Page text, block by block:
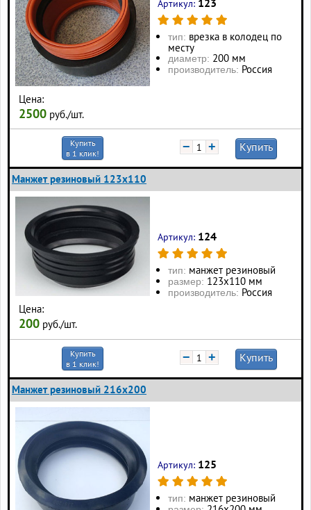
Цена:
2500 руб./шт.
Артикул:
тип: врезка в колодец по
месту
диаметр: 200 мм
производитель: Россия
Купить
в 1 клик!
− + Купить
Манжет резиновый 123х110
Цена:
200 руб./шт.
Артикул: 124
тип: манжет резиновый
размер: 123х110 мм
производитель: Россия
Купить
в 1 клик!
− + Купить
Манжет резиновый 216х200
Артикул: 125
тип: манжет резиновый